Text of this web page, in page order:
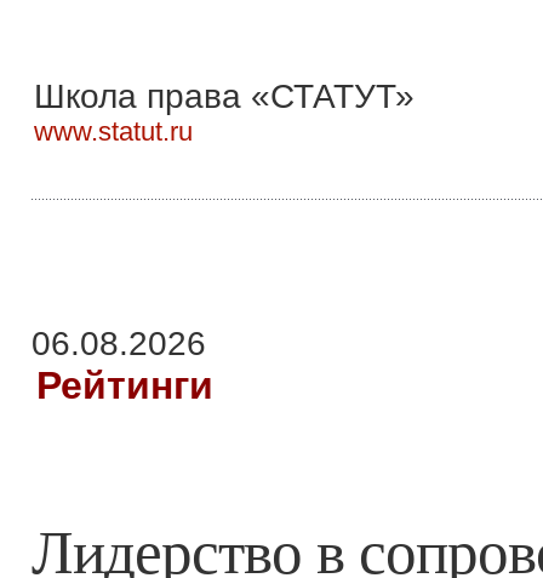
Школа права «СТАТУТ»
www.statut.ru
06.08.2026
Рейтинги
Лидерство в